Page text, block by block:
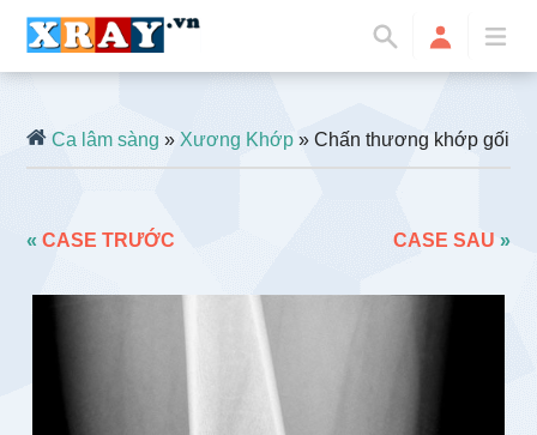
Ca lâm sàng »Xương Khớp » Chấn thương khớp gối
«CASE TRƯỚC CASE SAU »